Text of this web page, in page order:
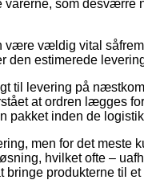
som desværre
være vældig vital
den estimerede
til levering på
at ordren lægges
pakket inden de
men for det meste
hvilket ofte –
produkterne til